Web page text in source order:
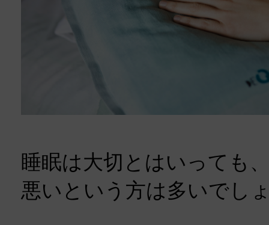
睡眠は大切とはいっても
悪いという方は多いでし